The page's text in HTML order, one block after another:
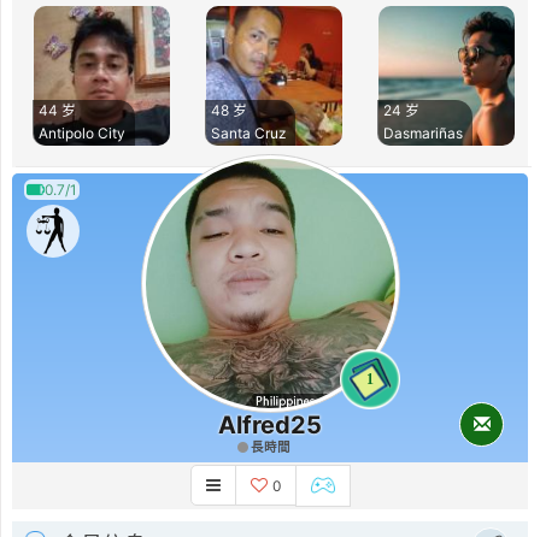
44 岁
Antipolo City
48 岁
Santa Cruz
24 岁
Dasmariñas
0.7/1
1
Alfred25
長時間
0